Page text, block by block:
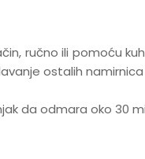
ručno ili pomoću
ostalih
da odmara oko 30